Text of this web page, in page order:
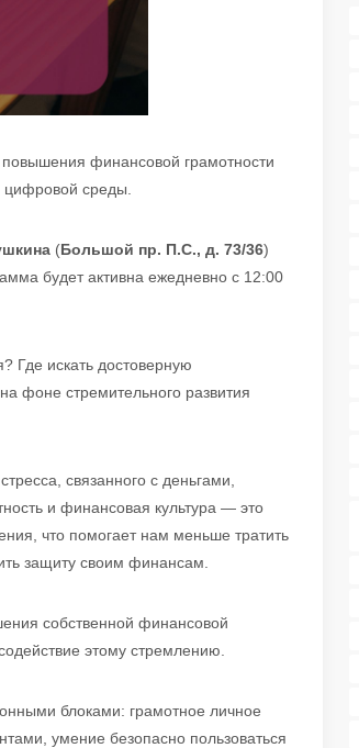
финансовой грамотности
цифровой среды.
(Большой пр. П.С., д. 73/36)
будет активна ежедневно с 12:00
Где искать достоверную
фоне стремительного развития
связанного с деньгами,
и финансовая культура — это
что помогает нам меньше тратить
защиту своим финансам.
собственной финансовой
этому стремлению.
блоками: грамотное личное
умение безопасно пользоваться